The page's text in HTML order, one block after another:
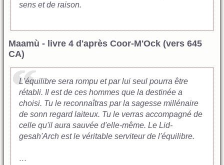
sens et de raison.
Maamù - livre 4 d'après Coor-M'Ock (vers 645
CA)
L'équilibre sera rompu et par lui seul pourra être
rétabli. Il est de ces hommes que la destinée a
choisi. Tu le reconnaîtras par la sagesse millénaire
de sonn regard laiteux. Tu le verras accompagné de
celle qu'il aura sauvée d'elle-même. Le Lid-
gesah'Arch est le véritable serviteur de l'équilibre.
…